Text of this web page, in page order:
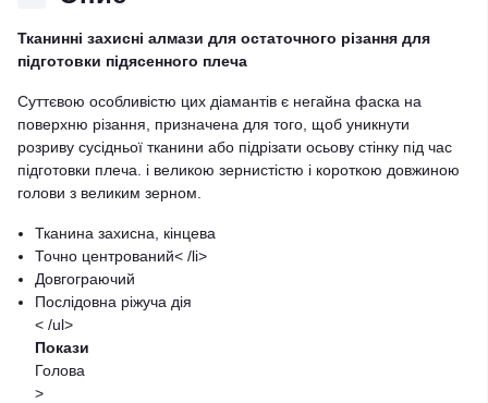
Тканинні захисні алмази для остаточного різання для
підготовки підясенного плеча
Суттєвою особливістю цих діамантів є негайна фаска на
поверхню різання, призначена для того, щоб уникнути
розриву сусідньої тканини або підрізати осьову стінку під час
підготовки плеча. і великою зернистістю і короткою довжиною
голови з великим зерном.
Тканина захисна, кінцева
Точно центрований< /li>
Довгограючий
Послідовна ріжуча дія
< /ul>
Покази
Голова
>